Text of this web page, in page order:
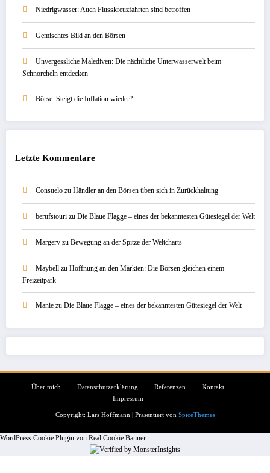
Niedrigwasser: Auch Flusskreuzfahrten sind betroffen
Gemischtes Bild an den Börsen
Unvergessliche Malediven: Die nächtliche Unterwasserwelt beim
Schnorcheln entdecken
Börse: Steigt die Inflation wieder?
Letzte Kommentare
Consuelo zu Händler an den Börsen üben sich in Zurückhaltung
berufstouri zu Die Blaue Flagge – eines der bekanntesten Gütesiegel der Welt
Margery zu Bewegung an der Spitze der Weltcharts
Maybell zu Hoffnung an den Märkten: Die Börsen gleichen einem
Freizeitpark
Manie zu Die Blaue Flagge – eines der bekanntesten Gütesiegel der Welt
Über mich Datenschutzerklärung Referenzen
Kontakt
Impressum
Copyright: Lars Hoffmann | Präsentiert von SpiceThemes
WordPress Cookie Plugin von Real Cookie Banner